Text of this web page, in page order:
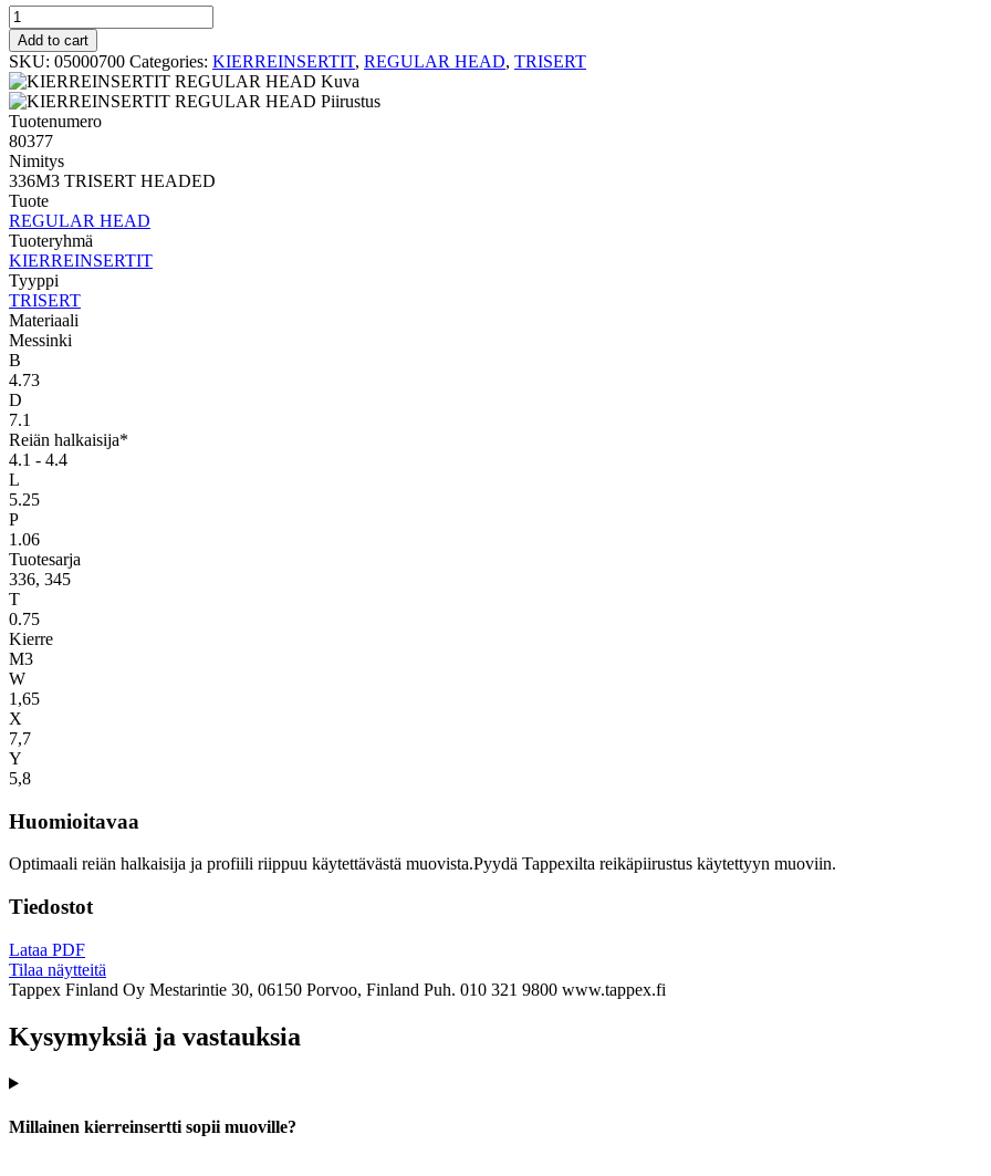
TRISERT
REGULAR
HEAD
336M3
TRISERT
HEADED
quantity
Add to cart
SKU: 05000700 Categories: KIERREINSERTIT, REGULAR HEAD, TRISERT
Tuotenumero
80377
Nimitys
336M3 TRISERT HEADED
Tuote
REGULAR HEAD
Tuoteryhmä
KIERREINSERTIT
Tyyppi
TRISERT
Materiaali
Messinki
B
4.73
D
7.1
Reiän halkaisija*
4.1 - 4.4
L
5.25
P
1.06
Tuotesarja
336, 345
T
0.75
Kierre
M3
W
1,65
X
7,7
Y
5,8
Huomioitavaa
Optimaali reiän halkaisija ja profiili riippuu käytettävästä muovista.Pyydä Tappexilta reikäpiirustus käytettyyn muoviin.
Tiedostot
Lataa PDF
Tilaa näytteitä
Tappex Finland Oy Mestarintie 30, 06150 Porvoo, Finland Puh. 010 321 9800 www.tappex.fi
Kysymyksiä ja vastauksia
Millainen kierreinsertti sopii muoville?